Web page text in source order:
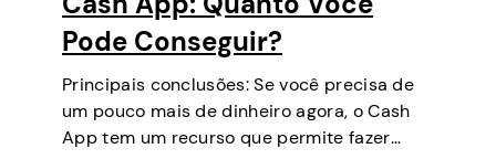
Pode Conseguir?
Principais conclusões: Se você precisa de
um pouco mais de dinheiro agora, o Cash
App tem um recurso que permite fazer